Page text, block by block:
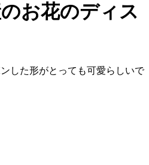
お花のディス
した形がとっても可愛らしいで